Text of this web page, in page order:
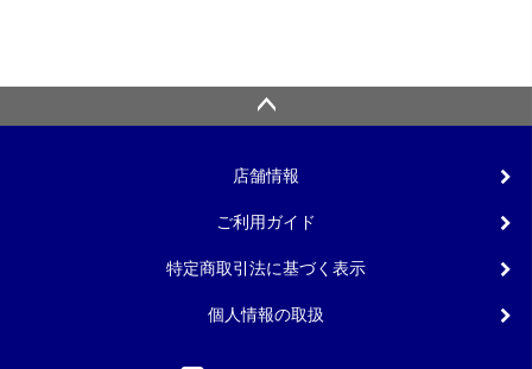
店舗情報
ご利用ガイド
特定商取引法に基づく表示
個人情報の取扱